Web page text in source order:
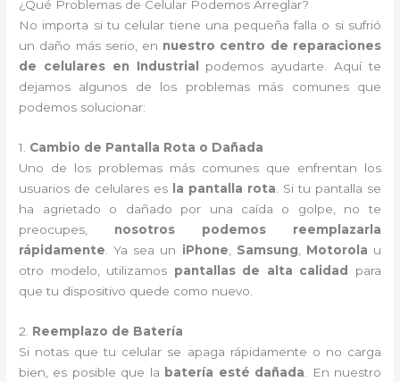
¿Qué Problemas de Celular Podemos Arreglar?
No importa si tu celular tiene una pequeña falla o si sufrió
un daño más serio, en nuestro centro de reparaciones
de celulares en Industrial
podemos ayudarte. Aquí te
dejamos algunos de los problemas más comunes que
podemos solucionar:
1. Cambio de Pantalla Rota o Dañada
Uno de los problemas más comunes que enfrentan los
usuarios de celulares es
la pantalla rota . Si tu pantalla se
ha agrietado o dañado por una caída o golpe, no te
preocupes, nosotros podemos reemplazarla
rápidamente . Ya sea un iPhone Samsung Motorola u
otro modelo, utilizamos pantallas de alta calidad
para
que tu dispositivo quede como nuevo.
2. Reemplazo de Batería
Si notas que tu celular se apaga rápidamente o no carga
bien, es posible que la batería esté dañada . En nuestro